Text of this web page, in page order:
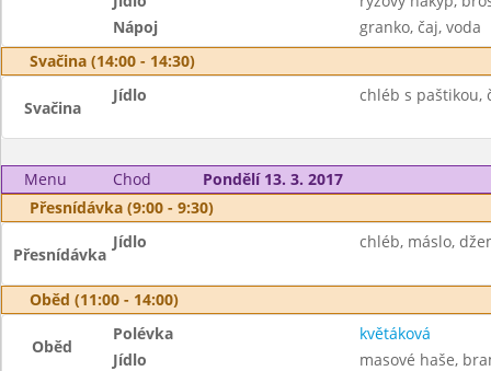
Nápoj
granko, čaj, voda
Svačina (14:00 - 14:30)
Svačina
Jídlo chléb s paštikou,
Menu Chod
Pondělí 13. 3. 2017
Přesnídávka (9:00 - 9:30)
Přesnídávka
Jídlo chléb, máslo,
Oběd (11:00 - 14:00)
Oběd
Polévka
květáková
Jídlo
masové haše,